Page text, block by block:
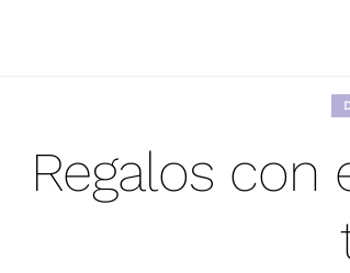
Regalos con